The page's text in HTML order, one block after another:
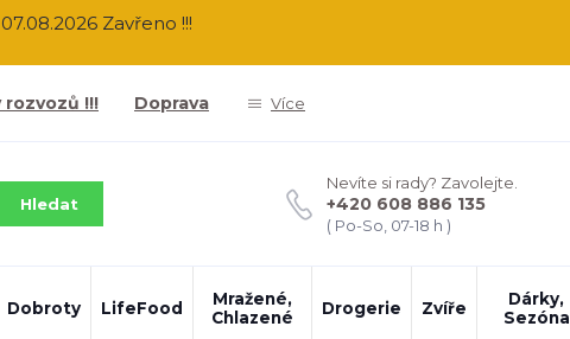
Zavřeno !!!
rozvozů !!! Doprava Více
Hledat
Nevíte si rady? Zavolejte.
+420 608 886 135
( Po-So, 07-18 h )
Dobroty LifeFood
Mražené,
Chlazené
Drogerie Zvíře
Dárky,
Sezóna